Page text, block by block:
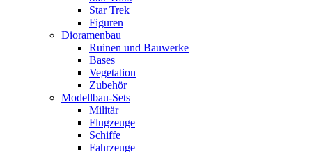
Star Trek
Figuren
Dioramenbau
Ruinen und Bauwerke
Bases
Vegetation
Zubehör
Modellbau-Sets
Militär
Flugzeuge
Schiffe
Fahrzeuge